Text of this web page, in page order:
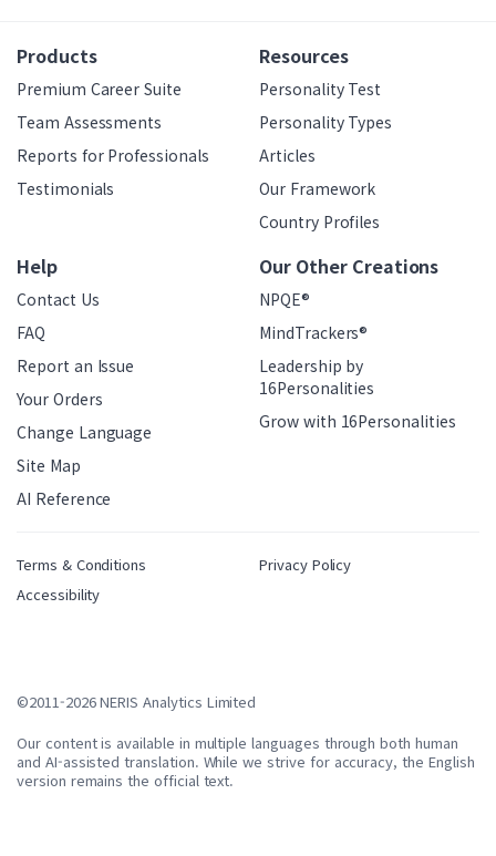
Products
Premium Career Suite
Team Assessments
Reports for Professionals
Testimonials
Resources
Personality Test
Personality Types
Articles
Our Framework
Country Profiles
Help
Contact Us
FAQ
Report an Issue
Your Orders
Change Language
Site Map
AI Reference
Our Other Creations
NPQE®
MindTrackers®
Leadership by
16Personalities
Grow with 16Personalities
Terms & Conditions
Privacy Policy
Accessibility
©2011-2026 NERIS Analytics Limited
Our content is available in multiple languages through both human
and AI-assisted translation. While we strive for accuracy, the English
version remains the official text.